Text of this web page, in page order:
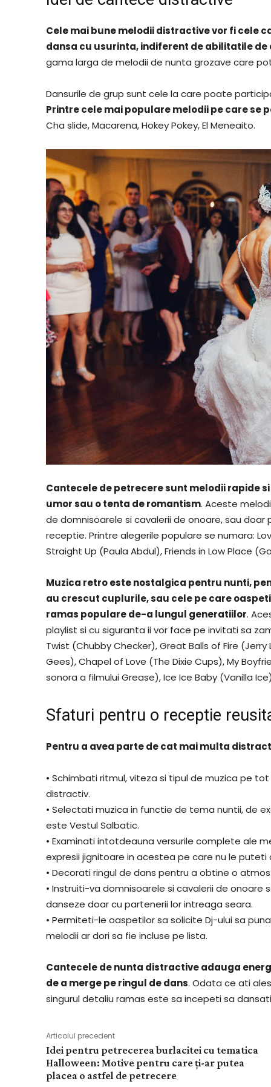
Cele mai bune melodii distractive vor fi cele
dansa cu usurinta, indiferent de abilitatile de
gama larga de melodii de nunta grozave care
Dansurile de grup sunt cele la care poate
Printre cele mai populare melodii pe care se
Cha slide, Macarena, Hokey Pokey, El Meneaito.
Cantecele de petrecere sunt melodii rapide
umor sau o tenta de romantism. Aceste
de domnisoarele si cavalerii de onoare, sau
receptie. Printre alegerile populare se numara:
Straight Up (Paula Abdul), Friends in Low Place
Muzica retro este nostalgica pentru nunti,
au crescut cuplurile, sau cele pe care
ramas populare de-a lungul generatiilor.
playlist si cu siguranta ii vor face pe invitati sa
Twist (Chubby Checker), Great Balls of Fire (Jerry
Gees), Chapel of Love (The Dixie Cups), My
sonora a filmului Grease), Ice Ice Baby (Vanilla
Sfaturi pentru o receptie
Pentru a avea parte de cat mai multa
• Schimbati ritmul, viteza si tipul de muzica pe
distractiv.
• Selectati muzica in functie de tema nuntii, de
este Vestul Salbatic.
• Examinati intotdeauna versurile complete ale
expresii jignitoare in acestea pe care nu le puteti
• Decorati ringul de dans pentru a obtine o
• Instruiti-va domnisoarele si cavalerii de onoare
danseze doar cu partenerii lor intreaga seara.
• Permiteti-le oaspetilor sa solicite Dj-ului sa
melodii ar dori sa fie incluse pe lista.
Cantecele de nunta distractive adauga
de a merge pe ringul de dans. Odata ce ati
singurul detaliu ramas este sa incepeti sa
Articolul precedent
Idei pentru petrecerea burlacitei cu tematica
Halloween: Motive pentru care ți-ar putea
placea o astfel de petrecere